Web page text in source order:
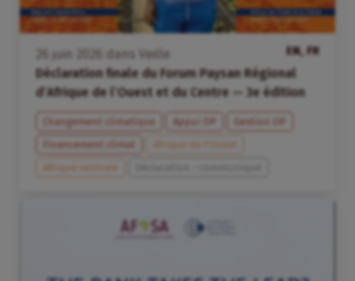
EN, FR
juin dans
Veille
Déclaration finale du Forum Paysan Régional
d’Afrique de l’Ouest et du Centre — 3e édition
Changement climatique Appui OP
Gestion OP
Financement climat
Afrique de l’Ouest
Afrique centrale